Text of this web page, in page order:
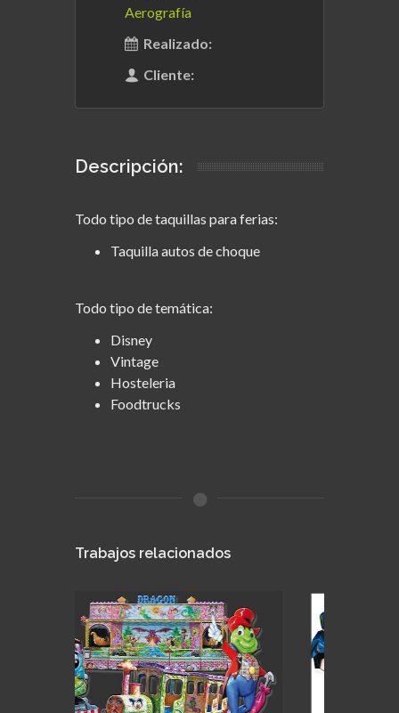
Aerografía
Realizado:
Cliente:
Descripción:
Todo tipo de taquillas para ferias:
Taquilla autos de choque
Todo tipo de temática:
Disney
Vintage
Hosteleria
Foodtrucks
Trabajos relacionados